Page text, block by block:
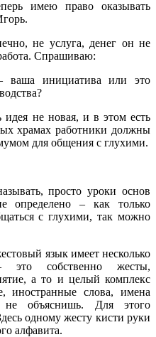
имею право оказывать
не услуга, денег он не
Спрашиваю:
ваша инициатива или это
не новая, и в этом есть
храмах работники должны
для общения с глухими.
просто уроки основ
определено – как только
с глухими, так можно
язык имеет несколько
собственно жесты,
а то и целый комплекс
иностранные слова, имена
не объяснишь. Для этого
одному жесту кисти руки
алфавита.